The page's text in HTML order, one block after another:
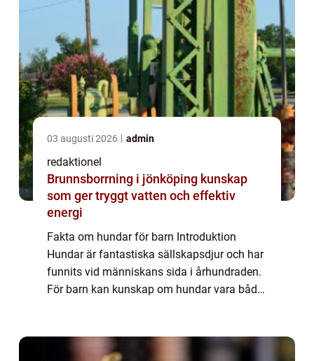
03 augusti 2026 admin
redaktionel
Brunnsborrning i jönköping kunskap
som ger tryggt vatten och effektiv
energi
Fakta om hundar för barn Introduktion
Hundar är fantastiska sällskapsdjur och har
funnits vid människans sida i århundraden.
För barn kan kunskap om hundar vara både